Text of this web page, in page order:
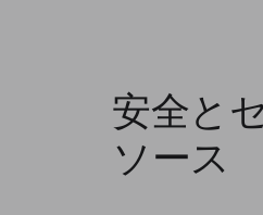
安全と
ソース